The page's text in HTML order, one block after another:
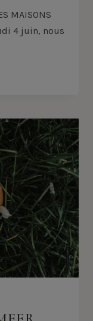
MAISONS
4 juin, nous